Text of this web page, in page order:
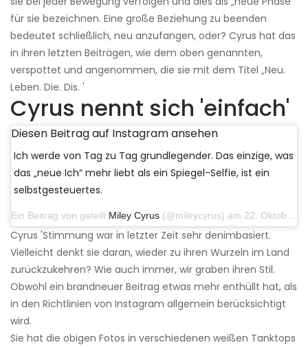
für sie bezeichnen. Eine große Beziehung zu beenden
bedeutet schließlich, neu anzufangen, oder? Cyrus hat das
in ihren letzten Beiträgen, wie dem oben genannten,
verspottet und angenommen, die sie mit dem Titel „Neu.
Leben. Die. Dis. '
Cyrus nennt sich 'einfach'
Diesen Beitrag auf Instagram ansehen
Ich werde von Tag zu Tag grundlegender. Das einzige, was
das „neue Ich“ mehr liebt als ein Spiegel-Selfie, ist ein
selbstgesteuertes.
Ein Beitrag von geteilt Miley Cyrus (@mileycyrus) am 22. Oktober 2019 um 11:39 Uhr PDT
Cyrus 'Stimmung war in letzter Zeit sehr denimbasiert.
Vielleicht denkt sie daran, wieder zu ihren Wurzeln im Land
zurückzukehren? Wie auch immer, wir graben ihren Stil.
Obwohl ein brandneuer Beitrag etwas mehr enthüllt hat, als
in den Richtlinien von Instagram allgemein berücksichtigt
wird.
Sie hat die obigen Fotos in verschiedenen weißen Tanktops